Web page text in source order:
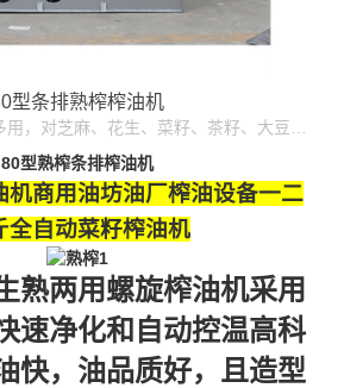
型条排熟榨榨油机
80型熟榨条排榨油机
机商用油坊油厂榨油设备一二
全自动菜籽榨油机
熟两用螺旋榨油机采用
速净化和自动控温高科
快，油品质好，且造型